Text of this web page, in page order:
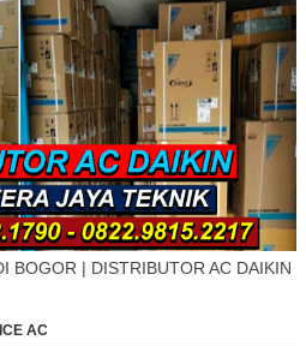
BOGOR | DISTRIBUTOR AC DAIKIN
AC